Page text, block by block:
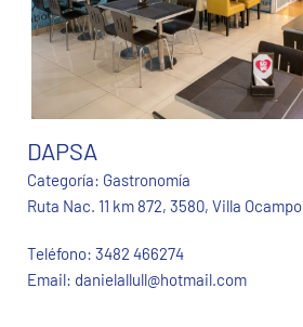
DAPSA
Categoría: Gastronomía
Ruta Nac. 11 km 872, 3580, Villa Ocampo
Teléfono: 3482 466274
Email: danielallull@hotmail.com